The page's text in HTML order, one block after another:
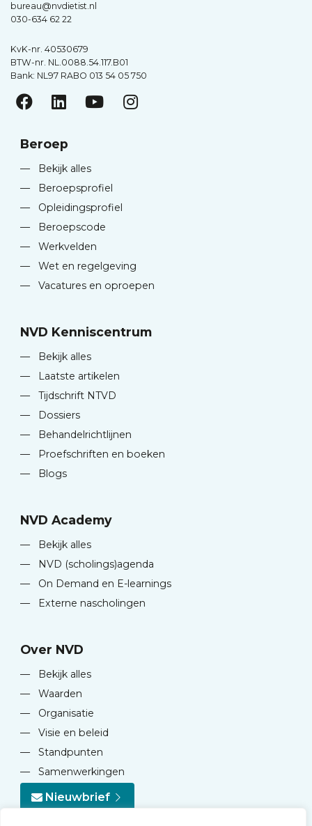
bureau@nvdietist.nl
030-634 62 22
KvK-nr. 40530679
BTW-nr. NL.0088.54.117.B01
Bank: NL97 RABO 013 54 05 750
Beroep
—
Bekijk alles
—
Beroepsprofiel
—
Opleidingsprofiel
—
Beroepscode
—
Werkvelden
—
Wet en regelgeving
—
Vacatures en oproepen
NVD Kenniscentrum
—
Bekijk alles
—
Laatste artikelen
—
Tijdschrift NTVD
—
Dossiers
—
Behandelrichtlijnen
—
Proefschriften en boeken
—
Blogs
NVD Academy
—
Bekijk alles
—
NVD (scholings)agenda
—
On Demand en E-learnings
—
Externe nascholingen
Over NVD
—
Bekijk alles
—
Waarden
—
Organisatie
—
Visie en beleid
—
Standpunten
—
Samenwerkingen
Nieuwbrief